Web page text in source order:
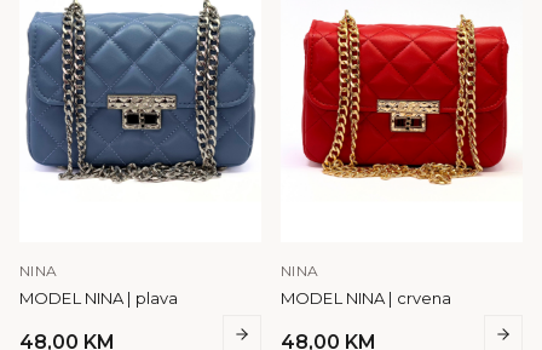
NINA
MODEL NINA | plava
48,00 KM
NINA
MODEL NINA | crvena
48,00 KM